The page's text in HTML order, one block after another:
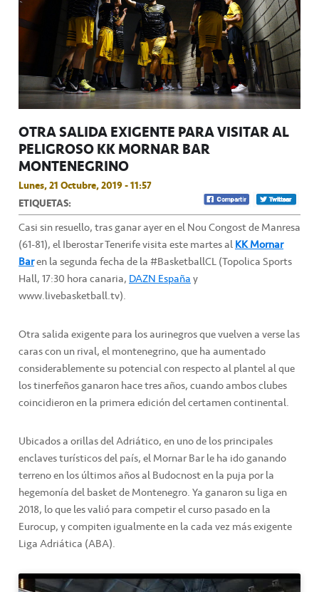
OTRA SALIDA EXIGENTE PARA VISITAR AL
PELIGROSO KK MORNAR BAR
MONTENEGRINO
Lunes, 21 Octubre, 2019 - 11:57
ETIQUETAS:
Casi sin resuello, tras ganar ayer en el Nou Congost de Manresa
(61-81), el Iberostar Tenerife visita este martes alKK Mornar
Baren la segunda fecha de la #BasketballCL (Topolica Sports
Hall, 17:30 hora canaria,DAZN Españay
www.livebasketball.tv).
Otra salida exigente para los aurinegros que vuelven a verse las
caras con un rival, el montenegrino, que ha aumentado
considerablemente su potencial con respecto al plantel al que
los tinerfeños ganaron hace tres años, cuando ambos clubes
coincidieron en la primera edición del certamen continental.
Ubicados a orillas del Adriático, en uno de los principales
enclaves turísticos del país, el Mornar Bar le ha ido ganando
terreno en los últimos años al Budocnost en la puja por la
hegemonía del basket de Montenegro. Ya ganaron su liga en
2018, lo que les valió para competir el curso pasado en la
Eurocup, y compiten igualmente en la cada vez más exigente
Liga Adriática (ABA).